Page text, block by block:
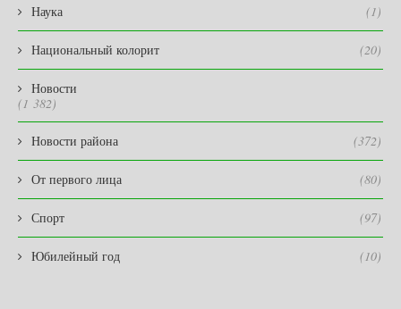
Наука (1)
Национальный колорит (20)
Новости
(1 382)
Новости района (372)
От первого лица (80)
Спорт (97)
Юбилейный год (10)